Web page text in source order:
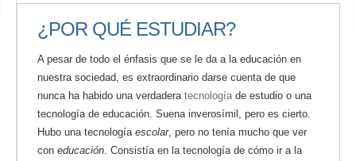
¿POR QUÉ ESTUDIAR?
A pesar de todo el énfasis que se le da a la educación en
nuestra sociedad, es extraordinario darse cuenta de que
nunca ha habido una verdadera tecnología de estudio o una
tecnología de educación. Suena inverosímil, pero es cierto.
Hubo una tecnología escolar, pero no tenía mucho que ver
con educación . Consistía en la tecnología de cómo ir a la